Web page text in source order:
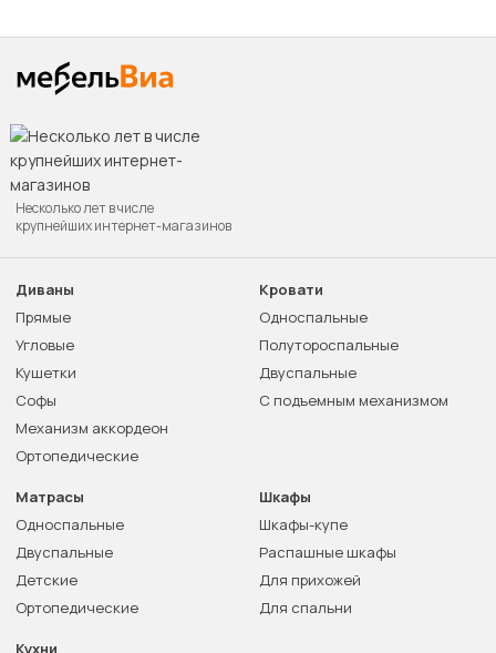
Несколько лет в числе
крупнейших интернет-магазинов
Диваны
Прямые
Угловые
Кушетки
Софы
Механизм аккордеон
Ортопедические
Кровати
Односпальные
Полутороспальные
Двуспальные
С подъемным механизмом
Матрасы
Односпальные
Двуспальные
Детские
Ортопедические
Шкафы
Шкафы-купе
Распашные шкафы
Для прихожей
Для спальни
Кухни